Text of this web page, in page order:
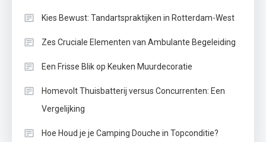
Kies Bewust: Tandartspraktijken in Rotterdam-West
Zes Cruciale Elementen van Ambulante Begeleiding
Een Frisse Blik op Keuken Muurdecoratie
Homevolt Thuisbatterij versus Concurrenten: Een
Vergelijking
Hoe Houd je je Camping Douche in Topconditie?